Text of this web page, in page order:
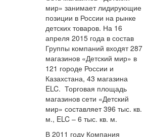
мир» занимает лидирующие
позиции в России на рынке
детских товаров. На 16
апреля 2015 года в состав
Группы компаний входят 287
магазинов «Детский мир» в
121 городе России и
Казахстана, 43 магазина
ELC. Торговая площадь
магазинов сети «Детский
мир» составляет 396 тыс. кв.
м., ELC – 6 тыс. кв. м.
В 2011 году Компания